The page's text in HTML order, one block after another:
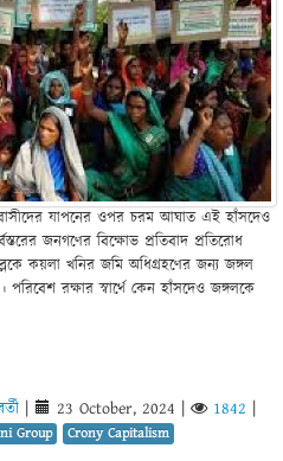
যাপনের ওপর চরম আঘাত এই হাঁসদেও
জনগণের বিক্ষোভ প্রতিবাদ প্রতিরোধ
কয়লা খনির জমি অধিগ্রহণের জন্য জঙ্গল
রক্ষার স্বার্থে কেন হাঁসদেও জঙ্গলকে
23 October, 2024 1842
Group Crony Capitalism